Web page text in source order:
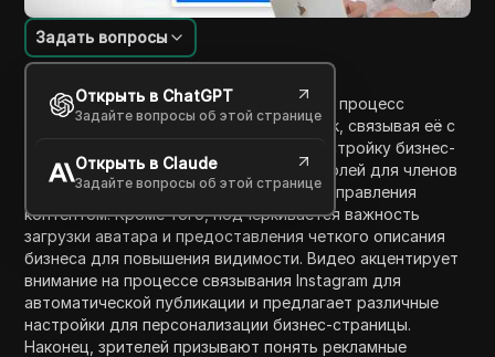
Введение в содержание
Задать вопросы
Открыть в ChatGPT
Задайте вопросы об этой странице
Открыть в Claude
Задайте вопросы об этой странице
В этом видео зрителей проводят через процесс
создания бизнес-стратегии на Facebook, связывая её с
Instagram. Ключевые шаги включают настройку бизнес-
страницы на Facebook, установление ролей для членов
команды и обеспечение эффективного управления
контентом. Кроме того, подчеркивается важность
загрузки аватара и предоставления четкого описания
бизнеса для повышения видимости. Видео акцентирует
внимание на процессе связывания Instagram для
автоматической публикации и предлагает различные
настройки для персонализации бизнес-страницы.
Наконец, зрителей призывают понять рекламные